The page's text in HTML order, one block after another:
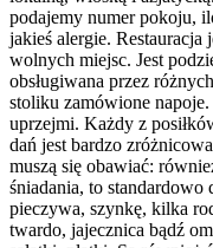
podajemy numer pokoju,
jakieś alergie. Restauracja
wolnych miejsc. Jest
obsługiwana przez
stoliku zamówione napoje.
uprzejmi. Każdy z
dań jest bardzo
muszą się obawiać:
śniadania, to
pieczywa, szynkę, kilka
twardo, jajecznica bądź